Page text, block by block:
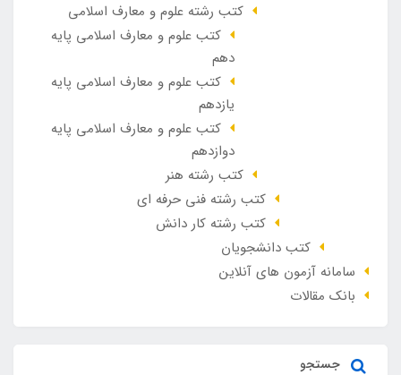
کتب رشته علوم و معارف اسلامی
کتب علوم و معارف اسلامی پایه
دهم
کتب علوم و معارف اسلامی پایه
یازدهم
کتب علوم و معارف اسلامی پایه
دوازدهم
کتب رشته هنر
کتب رشته فنی حرفه ای
کتب رشته کار دانش
کتب دانشجویان
سامانه آزمون های آنلاین
بانک مقالات
جستجو